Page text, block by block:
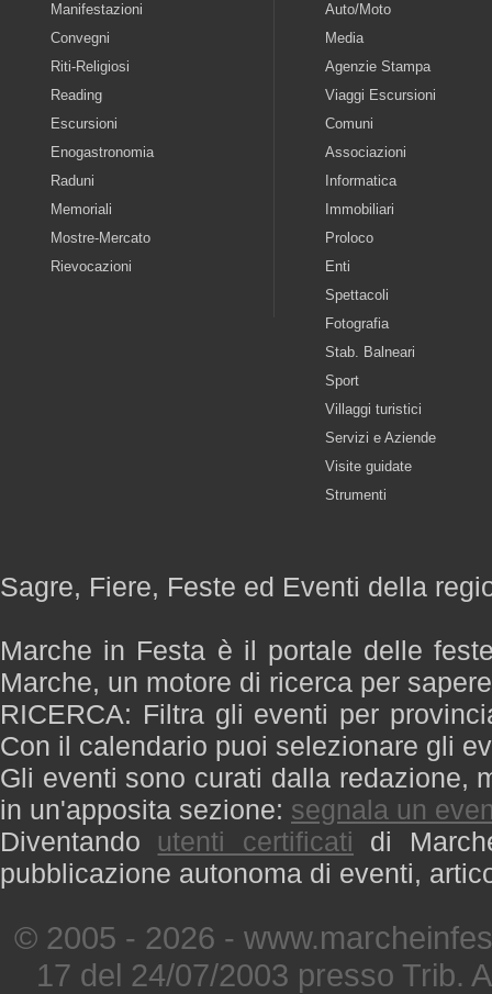
Manifestazioni
Convegni
Riti-Religiosi
Reading
Escursioni
Enogastronomia
Raduni
Memoriali
Mostre-Mercato
Rievocazioni
Auto/Moto
Media
Agenzie Stampa
Viaggi Escursioni
Comuni
Associazioni
Informatica
Immobiliari
Proloco
Enti
Spettacoli
Fotografia
Stab. Balneari
Sport
Villaggi turistici
Servizi e Aziende
Visite guidate
Strumenti
Sagre, Fiere, Feste ed Eventi della
Marche in Festa è il portale delle
Marche, un motore di ricerca per
RICERCA: Filtra gli eventi per
Con il calendario puoi selezionare gli
Gli eventi sono curati dalla redazione,
in un'apposita sezione: segnala un
Diventando utenti certificati di
pubblicazione autonoma di eventi,
© 2005 - 2026 -
17 del 24/07/2003 presso Trib.